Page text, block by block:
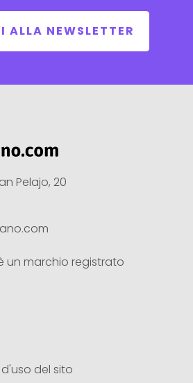
ALLA NEWSLETTER
Pelajo, 20
un marchio registrato
del sito